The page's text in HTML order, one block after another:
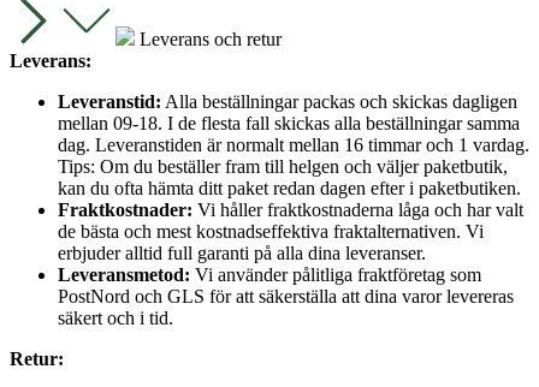
Leverans och retur
Leverans:
Leveranstid: Alla beställningar packas och skickas dagligen
mellan 09-18. I de flesta fall skickas alla beställningar samma
dag. Leveranstiden är normalt mellan 16 timmar och 1 vardag.
Tips: Om du beställer fram till helgen och väljer paketbutik,
kan du ofta hämta ditt paket redan dagen efter i paketbutiken.
Fraktkostnader: Vi håller fraktkostnaderna låga och har valt
de bästa och mest kostnadseffektiva fraktalternativen. Vi
erbjuder alltid full garanti på alla dina leveranser.
Leveransmetod: Vi använder pålitliga fraktföretag som
PostNord och GLS för att säkerställa att dina varor levereras
säkert och i tid.
Retur: